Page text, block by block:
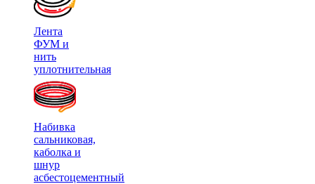
Лента
ФУМ и
нить
уплотнительная
Набивка
сальниковая,
каболка и
шнур
асбестоцементный